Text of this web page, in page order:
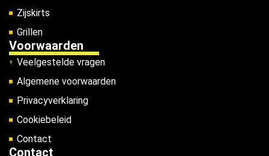
Zijskirts
Grillen
Voorwaarden
Veelgestelde vragen
Algemene voorwaarden
Privacyverklaring
Cookiebeleid
Contact
Contact